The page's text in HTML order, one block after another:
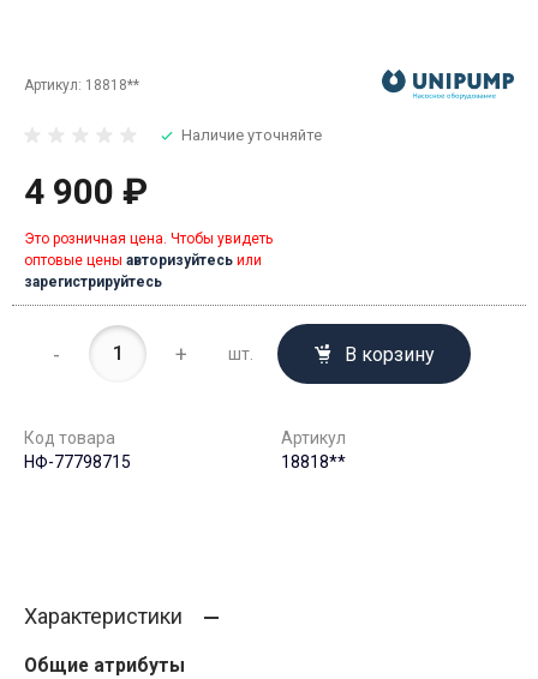
Артикул: 18818**
Наличие уточняйте
4 900 ₽
Это розничная цена. Чтобы увидеть
оптовые цены авторизуйтесь или
зарегистрируйтесь
- + шт. В корзину
Код товара
НФ-77798715
Артикул
18818**
Характеристики
Общие атрибуты